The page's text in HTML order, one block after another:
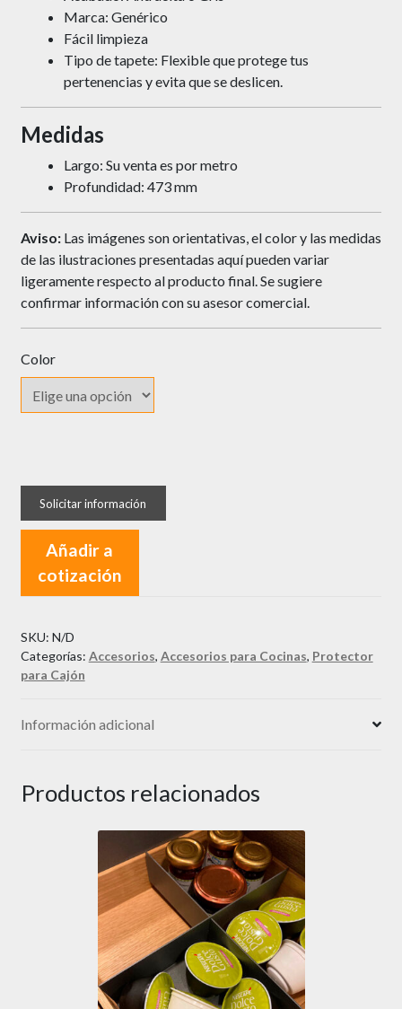
Marca: Genérico
Fácil limpieza
Tipo de tapete: Flexible que protege tus
pertenencias y evita que se deslicen.
Medidas
Largo: Su venta es por metro
Profundidad: 473 mm
Aviso: Las imágenes son orientativas, el color y las medidas
de las ilustraciones presentadas aquí pueden variar
ligeramente respecto al producto final. Se sugiere
confirmar información con su asesor comercial.
Color
Antideslizante
para
Rollo
Añadir a
cotización
SKU: N/D
Categorías: Accesorios, Accesorios para Cocinas, Protector
para Cajón
Información adicional
Productos relacionados